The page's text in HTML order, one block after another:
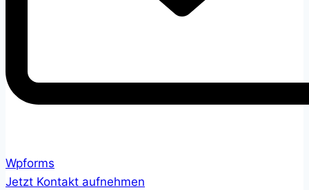
Wpforms
Jetzt Kontakt aufnehmen